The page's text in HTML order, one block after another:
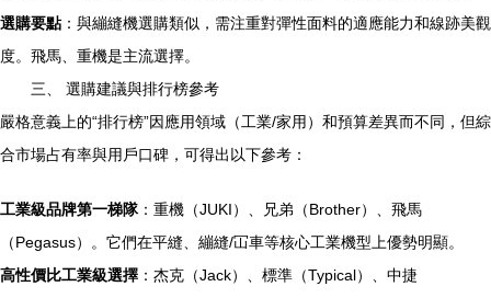
選購要點：與繃縫機選購類似，需注重對彈性面料的適應能力和線跡美觀
度。飛馬、重機是主流選擇。
三、 選購建議與排行榜參考
嚴格意義上的“排行榜”因應用領域（工業/家用）和預算差異而不同，但綜
合市場占有率與用戶口碑，可得出以下參考：
工業級品牌第一梯隊：重機（JUKI）、兄弟（Brother）、飛馬
（Pegasus）。它們在平縫、繃縫/冚車等核心工業機型上優勢明顯。
高性價比工業級選擇 ：杰克（Jack）、標準（Typical）、中捷